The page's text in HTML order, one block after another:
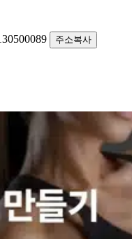
주소복사